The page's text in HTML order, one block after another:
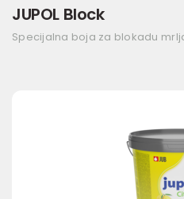
JUPOL Block
Specijalna boja za blokadu